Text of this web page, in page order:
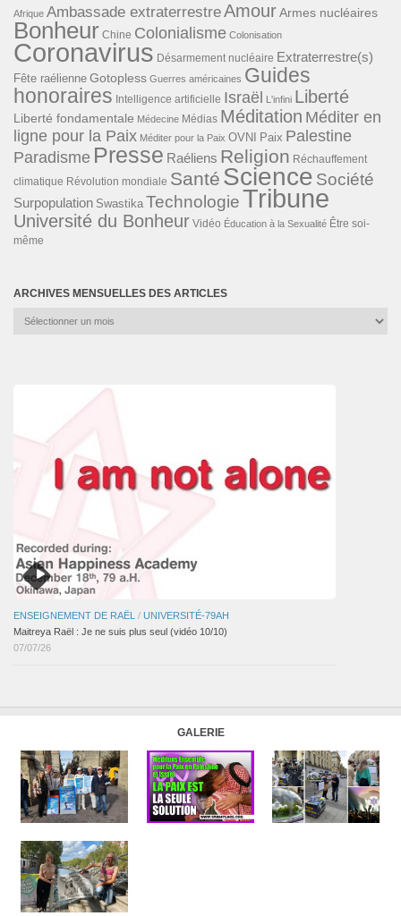
Afrique Ambassade extraterrestreAmourArmes nucléaires
Bonheur Chine Colonialisme Colonisation
Coronavirus Désarmement nucléaire Extraterrestre(s)
Fête raélienne Gotopless Guerres américaines Guides
honoraires Intelligence artificielle Israël L'infini Liberté
Liberté fondamentale Médecine Médias Méditation Méditer en
ligne pour la Paix Méditer pour la Paix OVNI Paix Palestine
Paradisme Presse Raéliens Religion Réchauffement
climatique Révolution mondiale Santé Science Société
Surpopulation Swastika TechnologieTribune
Université du Bonheur Vidéo Éducation à la Sexualité Être soi-
même
ARCHIVES MENSUELLES DES ARTICLES
Archives
ENSEIGNEMENT DE RAËL / UNIVERSITÉ-79AH
Maitreya Raël : Je ne suis plus seul (vidéo 10/10)
07/07/26
GALERIE